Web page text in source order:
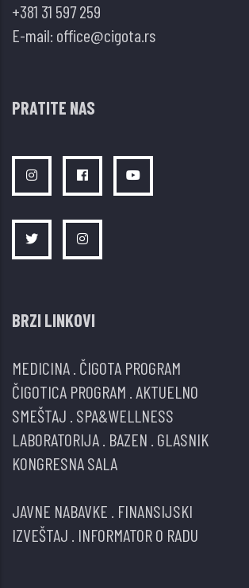
+381 31 597 259
E-mail: office@cigota.rs
PRATITE NAS
BRZI LINKOVI
MEDICINA ČIGOTA PROGRAM
ČIGOTICA PROGRAM AKTUELNO
SMEŠTAJ SPA&WELLNESS
LABORATORIJA BAZEN GLASNIK
KONGRESNA SALA
JAVNE NABAVKE FINANSIJSKI
IZVEŠTAJ INFORMATOR O RADU